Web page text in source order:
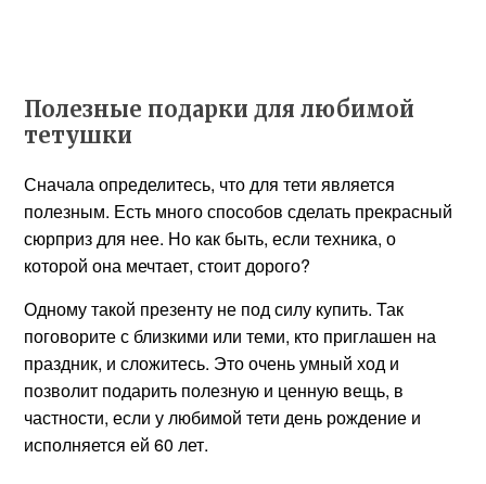
Полезные подарки для любимой
тетушки
Сначала определитесь, что для тети является
полезным. Есть много способов сделать прекрасный
сюрприз для нее. Но как быть, если техника, о
которой она мечтает, стоит дорого?
Одному такой презенту не под силу купить. Так
поговорите с близкими или теми, кто приглашен на
праздник, и сложитесь. Это очень умный ход и
позволит подарить полезную и ценную вещь, в
частности, если у любимой тети день рождение и
исполняется ей 60 лет.